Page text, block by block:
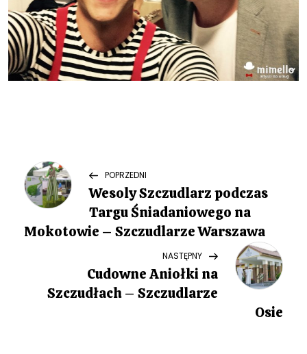
N
a
w
Previous
Post
POPRZEDNI
Wesoly Szczudlarz podczas
Targu Śniadaniowego na
Mokotowie – Szczudlarze Warszawa
Post
NASTĘPNY
Cudowne Aniołki na
Szczudłach – Szczudlarze
Osie